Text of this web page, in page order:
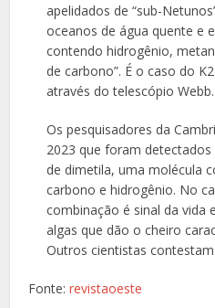
apelidados de “sub-
oceanos de água quente e
contendo hidrogênio,
de carbono”. É o caso do
através do telescópio Webb.
Os pesquisadores da
2023 que foram
de dimetila, uma molécula
carbono e hidrogênio. No
combinação é sinal da vida
algas que dão o cheiro
Outros cientistas
Fonte:revistaoeste